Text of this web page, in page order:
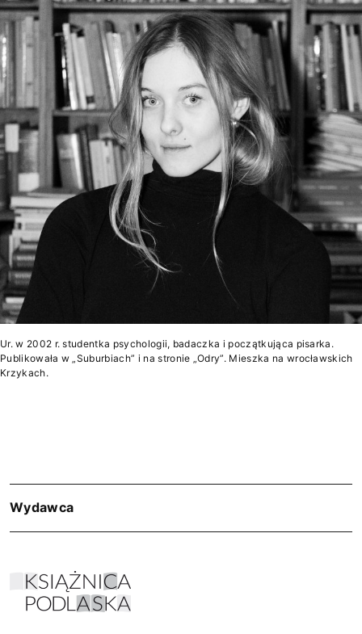
Ur. w 2002 r. studentka psychologii, badaczka i początkująca pisarka.
Publikowała w „Suburbiach” i na stronie „Odry”. Mieszka na wrocławskich
Krzykach.
Wydawca